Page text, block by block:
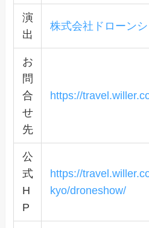
演
出
株式会社ドローン
お
問
合
せ
先
https://
公
式
H
P
https://
kyo/droneshow/